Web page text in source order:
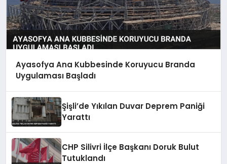
Ayasofya Ana Kubbesinde Koruyucu Branda
Uygulaması Başladı
Şişli’de Yıkılan Duvar Deprem Paniği
Yarattı
CHP Silivri İlçe Başkanı Doruk Bulut
Tutuklandı